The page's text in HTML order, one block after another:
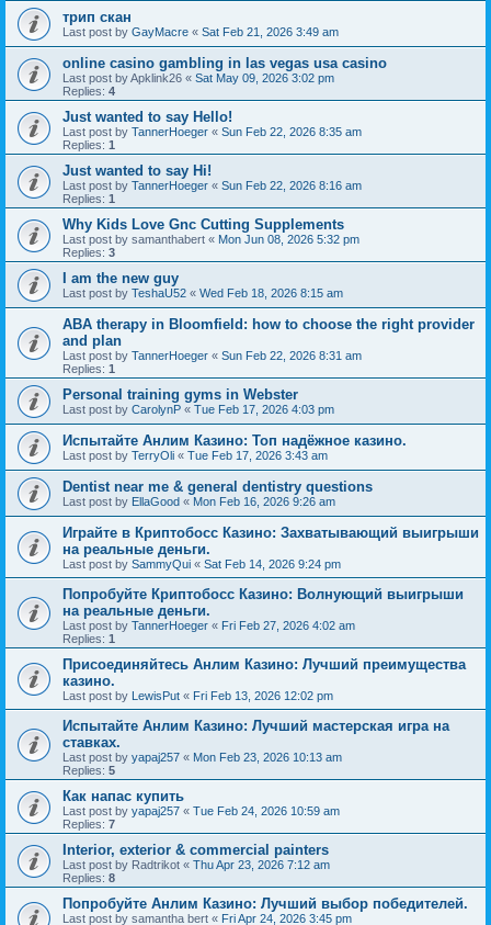
трип скан
Last post by GayMacre « Sat Feb 21, 2026 3:49 am
online casino gambling in las vegas usa casino
Last post byApklink26 « Sat May 09, 2026 3:02 pm
Replies: 4
Just wanted to say Hello!
Last post by TannerHoeger « Sun Feb 22, 2026 8:35 am
Replies: 1
Just wanted to say Hi!
Last post by TannerHoeger « Sun Feb 22, 2026 8:16 am
Replies: 1
Why Kids Love Gnc Cutting Supplements
Last post by samanthabert « Mon Jun 08, 2026 5:32 pm
Replies: 3
I am the new guy
Last post by TeshaU52 « Wed Feb 18, 2026 8:15 am
ABA therapy in Bloomfield: how to choose the right provider
and plan
Last post by TannerHoeger « Sun Feb 22, 2026 8:31 am
Replies: 1
Personal training gyms in Webster
Last post by CarolynP « Tue Feb 17, 2026 4:03 pm
Испытайте Анлим Казино: Топ надёжное казино.
Last post by TerryOli « Tue Feb 17, 2026 3:43 am
Dentist near me & general dentistry questions
Last post by EllaGood « Mon Feb 16, 2026 9:26 am
Играйте в Криптобосс Казино: Захватывающий выигрыши
на реальные деньги.
Last post by SammyQui « Sat Feb 14, 2026 9:24 pm
Попробуйте Криптобосс Казино: Волнующий выигрыши
на реальные деньги.
Last post by TannerHoeger « Fri Feb 27, 2026 4:02 am
Replies: 1
Присоединяйтесь Анлим Казино: Лучший преимущества
казино.
Last post by LewisPut « Fri Feb 13, 2026 12:02 pm
Испытайте Анлим Казино: Лучший мастерская игра на
ставках.
Last post by yapaj257 « Mon Feb 23, 2026 10:13 am
Replies: 5
Как напас купить
Last post by yapaj257 « Tue Feb 24, 2026 10:59 am
Replies: 7
Interior, exterior & commercial painters
Last post by Radtrikot « Thu Apr 23, 2026 7:12 am
Replies: 8
Попробуйте Анлим Казино: Лучший выбор победителей.
Last post by samantha bert « Fri Apr 24, 2026 3:45 pm